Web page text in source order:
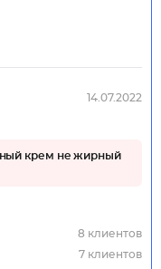
14.07.2022
крем не жирный
8 клиентов
7 клиентов